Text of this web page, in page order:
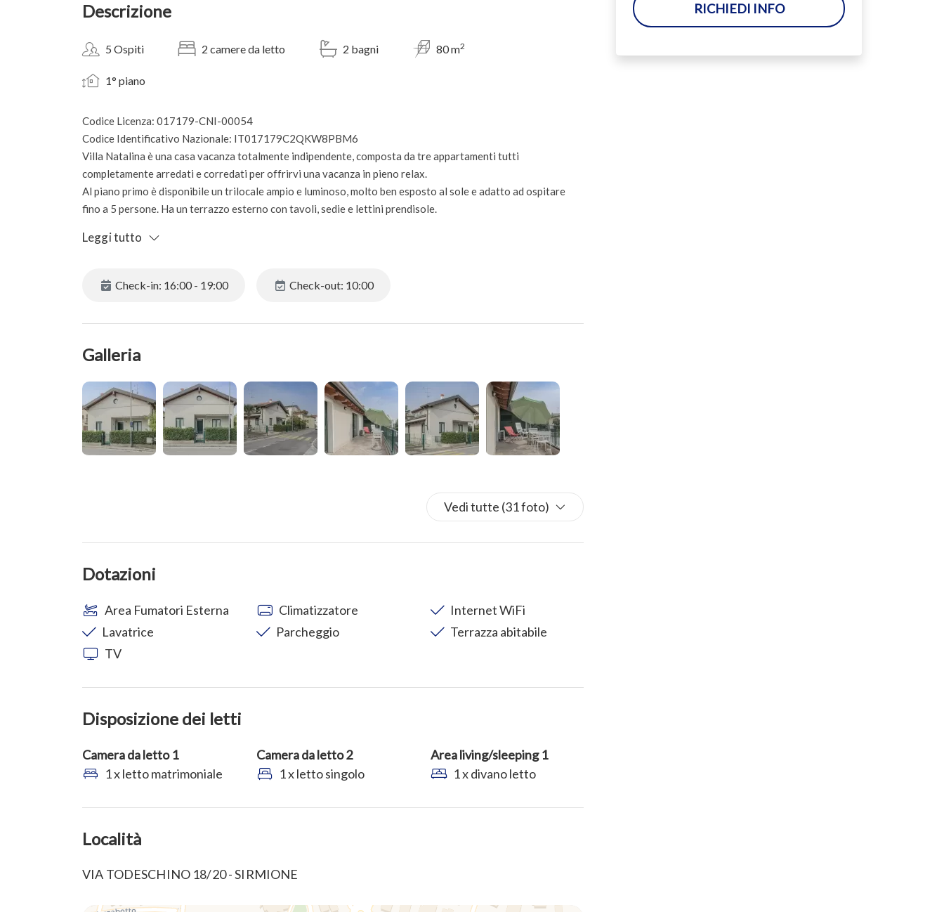
Descrizione
5 Ospiti 2 camere da letto 2 bagni 80 m2
1° piano
Codice Licenza: 017179-CNI-00054
Codice Identificativo Nazionale: IT017179C2QKW8PBM6
Villa Natalina è una casa vacanza totalmente indipendente, composta da tre appartamenti tutti
completamente arredati e corredati per offrirvi una vacanza in pieno relax.
Al piano primo è disponibile un trilocale ampio e luminoso, molto ben esposto al sole e adatto ad ospitare
fino a 5 persone. Ha un terrazzo esterno con tavoli, sedie e lettini prendisole.
con travi a vista eleganti e zona divano con TV a schermo piatto. Si trovano inoltre una camera
condizionata, internet wifi e un posto auto esclusivo all'interno della corte.
Leggi tutto
Check-in: 16:00 - 19:00 Check-out: 10:00
Galleria
Vedi tutte (31 foto)
Dotazioni
Area Fumatori Esterna Climatizzatore
Internet WiFi
Lavatrice
Parcheggio
Terrazza abitabile
TV
Disposizione dei letti
Camera da letto 1
1 x letto matrimoniale
Camera da letto 2
1 x letto singolo
Area living/sleeping 1
1 x divano letto
Località
VIA TODESCHINO 18/20 - SIRMIONE
RICHIEDI INFO